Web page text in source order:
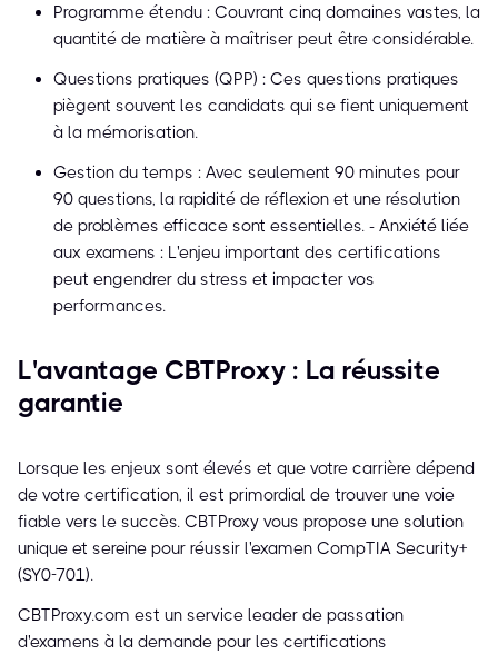
Programme étendu : Couvrant cinq domaines vastes, la
quantité de matière à maîtriser peut être considérable.
Questions pratiques (QPP) : Ces questions pratiques
piègent souvent les candidats qui se fient uniquement
à la mémorisation.
Gestion du temps : Avec seulement 90 minutes pour
90 questions, la rapidité de réflexion et une résolution
de problèmes efficace sont essentielles. - Anxiété liée
aux examens : L'enjeu important des certifications
peut engendrer du stress et impacter vos
performances.
L'avantage CBTProxy : La réussite
garantie
Lorsque les enjeux sont élevés et que votre carrière dépend
de votre certification, il est primordial de trouver une voie
fiable vers le succès. CBTProxy vous propose une solution
unique et sereine pour réussir l'examen CompTIA Security+
(SY0-701).
CBTProxy.com est un service leader de passation
d'examens à la demande pour les certifications